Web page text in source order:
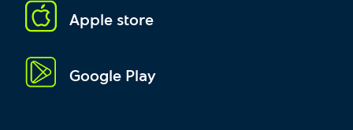
Apple store
Google Play